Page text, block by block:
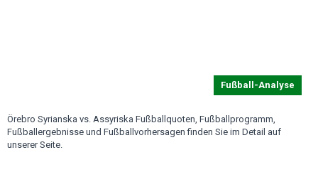
Fußball-Analyse
Örebro Syrianska vs. Assyriska Fußballquoten, Fußballprogramm,
Fußballergebnisse und Fußballvorhersagen finden Sie im Detail auf
unserer Seite.